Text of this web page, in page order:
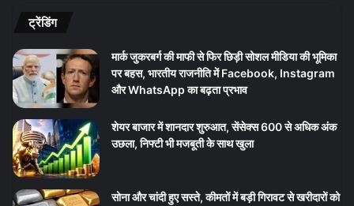
ट्रेंडिंग
मार्क जुकरबर्ग की माफी से फिर छिड़ी सोशल मीडिया की भूमिका
पर बहस, भारतीय राजनीति में Facebook, Instagram
और WhatsApp का बढ़ता प्रभाव
शेयर बाजार में शानदार शुरुआत, सेंसेक्स 600 से अधिक अंक
उछला, निफ्टी भी मजबूती के साथ खुला
सोना और चांदी हुए सस्ते, कीमतों में बड़ी गिरावट से खरीदारों को